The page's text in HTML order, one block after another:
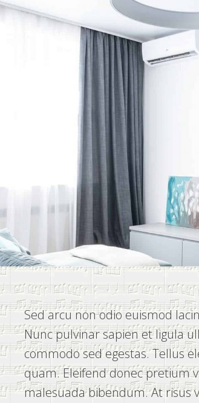
Sed arcu non odio euismod
Nunc pulvinar sapien et ligula
commodo sed egestas. Tellus
quam. Eleifend donec pretium
malesuada bibendum. At risus